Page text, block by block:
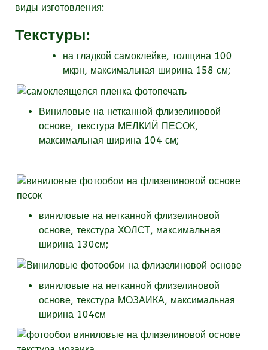
виды изготовления:
Текстуры:
на гладкой самоклейке, толщина 100
мкрн, максимальная ширина 158 см;
Виниловые на нетканной флизелиновой
основе, текстура МЕЛКИЙ ПЕСОК,
максимальная ширина 104 см;
виниловые на нетканной флизелиновой
основе, текстура ХОЛСТ, максимальная
ширина 130см;
виниловые на нетканной флизелиновой
основе, текстура МОЗАИКА, максимальная
ширина 104см